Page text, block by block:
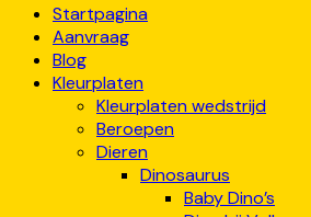
Startpagina
Aanvraag
Blog
Kleurplaten
Kleurplaten wedstrijd
Beroepen
Dieren
Dinosaurus
Baby Dino’s